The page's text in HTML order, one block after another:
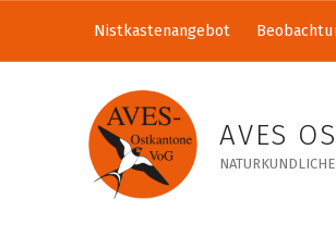
Veranstaltungskalender – AVES Ostkantone VoG
AVES
Nistkastenangebot